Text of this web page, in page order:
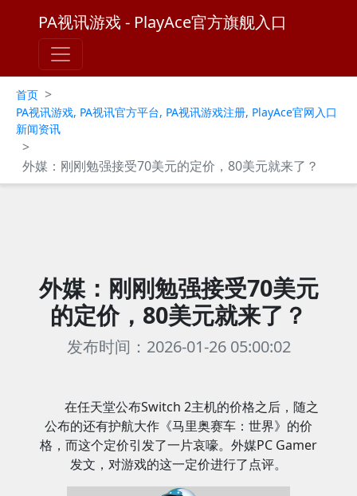
PA视讯游戏 - PlayAce官方旗舰入口
首页 >
PA视讯游戏, PA视讯官方平台, PA视讯游戏注册, PlayAce官网入口
新闻资讯
>
外媒：刚刚勉强接受70美元的定价，80美元就来了？
外媒：刚刚勉强接受70美元
的定价，80美元就来了？
发布时间：2026-01-26 05:00:02
在任天堂公布Switch 2主机的价格之后，随之
公布的还有护航大作《马里奥赛车：世界》的价
格，而这个定价引发了一片哀嚎。外媒PC Gamer
发文，对游戏的这一定价进行了点评。